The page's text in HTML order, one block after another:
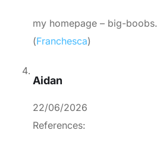
my homepage – big-
(Franchesca)
Aidan
22/06/2026
References: